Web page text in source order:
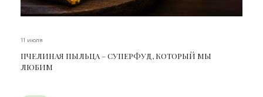
11 июля
ПЧЕЛИНАЯ ПЫЛЬЦА – СУПЕРФУД, КОТОРЫЙ МЫ
ЛЮБИМ